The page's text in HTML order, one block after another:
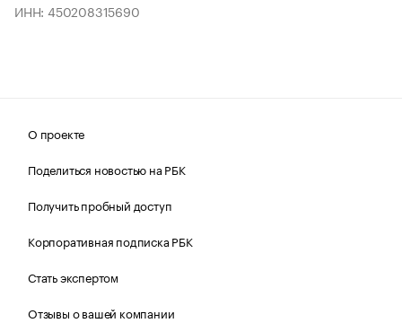
ИНН: 450208315690
О проекте
Поделиться новостью на РБК
Получить пробный доступ
Корпоративная подписка РБК
Стать экспертом
Отзывы о вашей компании